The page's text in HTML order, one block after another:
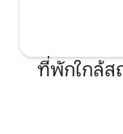
ที่พักใกล้ส